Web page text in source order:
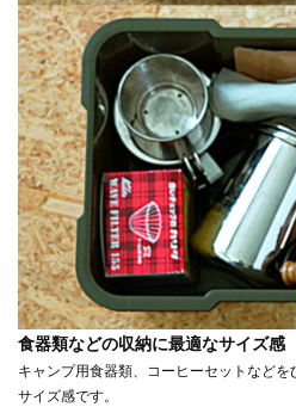
食器類などの収納に最適なサイズ感
キャンプ用食器類、コーヒーセットなど
サイズ感です。